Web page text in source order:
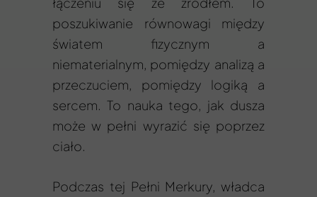
poszukiwanie równowagi między
światem fizycznym a
niematerialnym, pomiędzy analizą a
przeczuciem, pomiędzy logiką a
sercem. To nauka tego, jak dusza
może w pełni wyrazić się poprzez
ciało.
Podczas tej Pełni Merkury, władca